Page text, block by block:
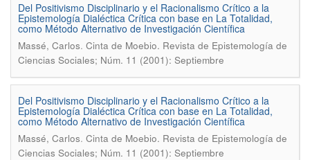
Del Positivismo Disciplinario y el Racionalismo Crítico a la
Epistemología Dialéctica Crítica con base en La Totalidad,
como Método Alternativo de Investigación Científica
Massé, Carlos. Cinta de Moebio. Revista de Epistemología de
Ciencias Sociales; Núm. 11 (2001): Septiembre
Del Positivismo Disciplinario y el Racionalismo Crítico a la
Epistemología Dialéctica Crítica con base en La Totalidad,
como Método Alternativo de Investigación Científica
Massé, Carlos. Cinta de Moebio. Revista de Epistemología de
Ciencias Sociales; Núm. 11 (2001): Septiembre